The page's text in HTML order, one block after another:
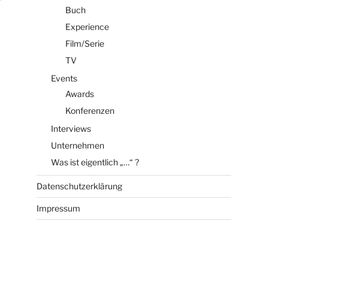
Buch
Experience
Film/Serie
TV
Events
Awards
Konferenzen
Interviews
Unternehmen
Was ist eigentlich „…“ ?
Datenschutzerklärung
Impressum